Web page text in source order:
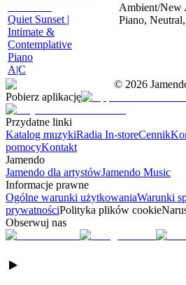
Quiet Sunset |
Intimate &
Contemplative
Piano
A|C
Ambient/New
Piano,
© 2026
Pobierz aplikację
Przydatne linki
Katalog muzykiRadia In-storeCennik
pomocyKontakt
Jamendo
Jamendo dla artystówJamendo Music
Informacje prawne
Ogólne warunki użytkowaniaWarunki
prywatnościPolityka plików cookie
Obserwuj nas